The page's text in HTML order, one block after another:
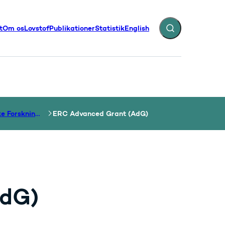
Om osLovstofPublikationerStatistikEnglish Fold søgefelt ud
- Flere links
Det Europæiske Forskningsråd ERC Advanced Grant (AdG)